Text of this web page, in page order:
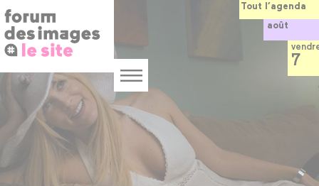
au
contenu
principal
Menu
Tout l’agenda
août
7